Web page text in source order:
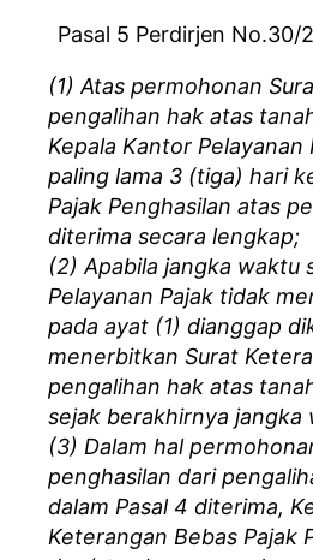
Pasal 5 Perdirjen No.30/
(1) Atas permohonan
pengalihan hak atas
Kepala Kantor
paling lama 3 (tiga) hari
Pajak Penghasilan atas
diterima secara lengkap;
(2) Apabila jangka waktu
Pelayanan Pajak tidak
pada ayat (1) dianggap
menerbitkan Surat
pengalihan hak atas
sejak berakhirnya jangka
(3) Dalam hal
penghasilan dari
dalam Pasal 4 diterima,
Keterangan Bebas Pajak